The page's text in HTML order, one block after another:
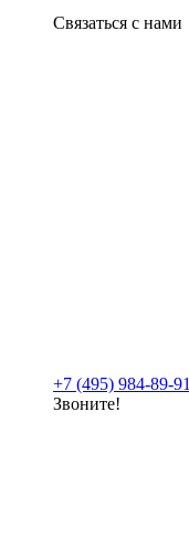
Связаться с нами
+7 (495) 984-89-91
Звоните!